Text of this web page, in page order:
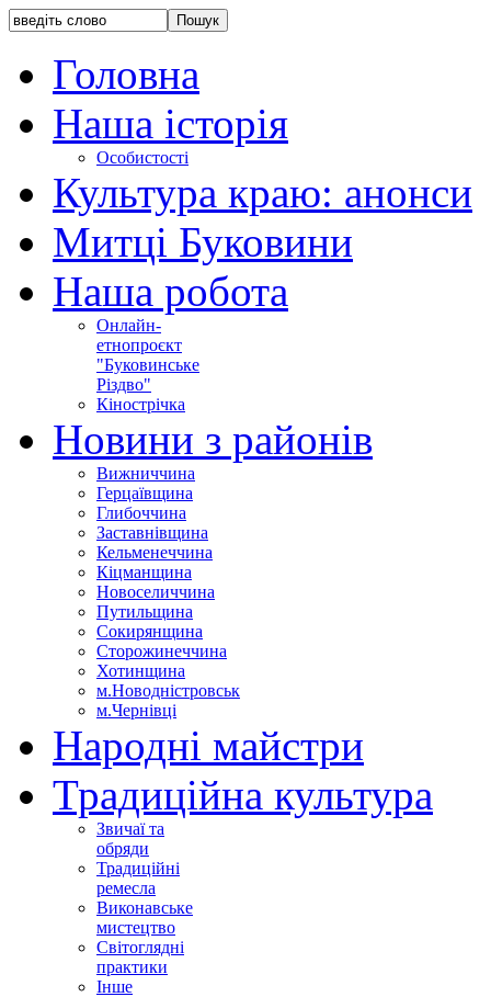
Головна
Наша історія
Особистості
Культура краю: анонси
Митці Буковини
Наша робота
Онлайн-
етнопроєкт
"Буковинське
Різдво"
Кінострічка
Новини з районів
Вижниччина
Герцаївщина
Глибоччина
Заставнівщина
Кельменеччина
Кіцманщина
Новоселиччина
Путильщина
Сокирянщина
Сторожинеччина
Хотинщина
м.Новодністровськ
м.Чернівці
Народні майстри
Традиційна культура
Звичаї та
обряди
Традиційні
ремесла
Виконавське
мистецтво
Світоглядні
практики
Інше